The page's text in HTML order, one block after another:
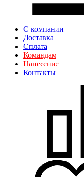
О компании
Доставка
Оплата
Командам
Нанесение
Контакты